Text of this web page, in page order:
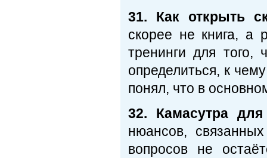
31. Как открыть
скорее не книга, а
тренинги для
определиться, к
понял, что в
32. Камасутра
нюансов,
вопросов не